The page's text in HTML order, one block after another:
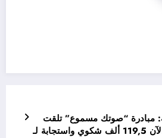
مبادرة “صوتك مسموع” تلقت
منذ انطلاقها وحتي الآن 119,5 ألف شكوي واستجابة لـ